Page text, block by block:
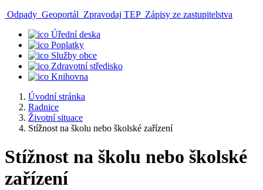
Odpady Geoportál Zpravodaj TEP Zápisy ze zastupitelstva
Úřední deska
Poplatky
Služby obce
Zdravotní středisko
Knihovna
Úvodní stránka
Radnice
Životní situace
Stížnost na školu nebo školské zařízení
Stížnost na školu nebo školské
zařízení